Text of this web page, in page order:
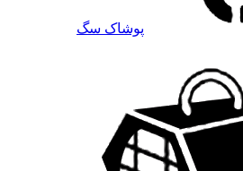
پوشاک سگ